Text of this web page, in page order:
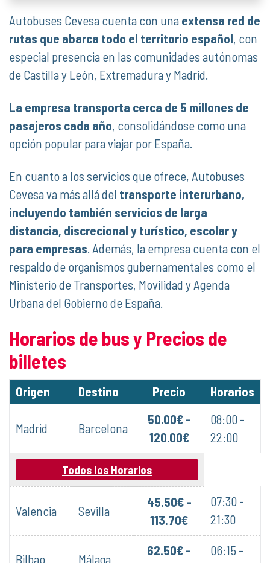
Autobuses Cevesa cuenta con una extensa red de
rutas que abarca todo el territorio español, con
especial presencia en las comunidades autónomas
de Castilla y León, Extremadura y Madrid.
La empresa transporta cerca de 5 millones de
pasajeros cada año, consolidándose como una
opción popular para viajar por España.
En cuanto a los servicios que ofrece, Autobuses
Cevesa va más allá del transporte interurbano,
incluyendo también servicios de larga
distancia, discrecional y turístico, escolar y
para empresas. Además, la empresa cuenta con el
respaldo de organismos gubernamentales como el
Ministerio de Transportes, Movilidad y Agenda
Urbana del Gobierno de España.
Horarios de bus y Precios de
billetes
Origen Destino Precio Horarios
Madrid Barcelona
50.00€ -
120.00€
08:00 -
22:00
Todos los Horarios
Valencia Sevilla
45.50€ -
113.70€
07:30 -
21:30
Bilbao Málaga
62.50€ -
06:15 -